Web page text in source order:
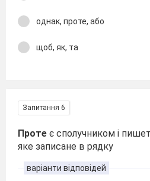
однак, проте, або
щоб, як, та
Запитання 6
Проте є сполучником і
яке записане в рядку
варіанти відповідей